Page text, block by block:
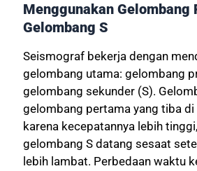
Menggunakan Gelombang
Gelombang S
Seismograf bekerja dengan
gelombang utama: gelombang
gelombang sekunder (S).
gelombang pertama yang tiba
karena kecepatannya lebih
gelombang S datang sesaat
lebih lambat. Perbedaan waktu